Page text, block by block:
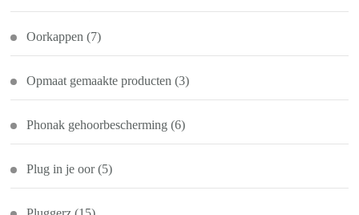
Oorkappen (7)
Opmaat gemaakte producten (3)
Phonak gehoorbescherming (6)
Plug in je oor (5)